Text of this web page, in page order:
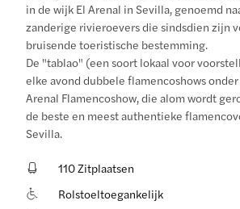
in de wijk El Arenal in Sevilla, genoemd
zanderige rivieroevers die sindsdien zijn
bruisende toeristische bestemming.
De "tablao" (een soort lokaal voor
elke avond dubbele flamencoshows onder
Arenal Flamencoshow, die alom wordt
de beste en meest authentieke
Sevilla.
110 Zitplaatsen
Rolstoeltoegankelijk